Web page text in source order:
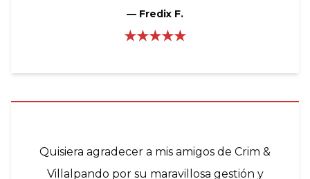
— Fredix F.
★★★★★
Quisiera agradecer a mis amigos de Crim &
Villalpando por su maravillosa gestión y